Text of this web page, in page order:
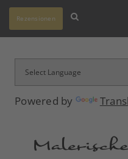
Powered by
Rezensionen